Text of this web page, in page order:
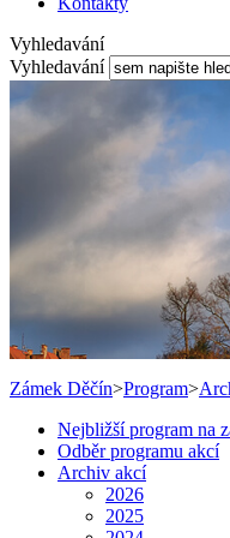
Vyhledavání
Vyhledavání
Zámek Děčín>Program>
Nejbližší program na
Odběr programu akcí
Archiv akcí
2026
2025